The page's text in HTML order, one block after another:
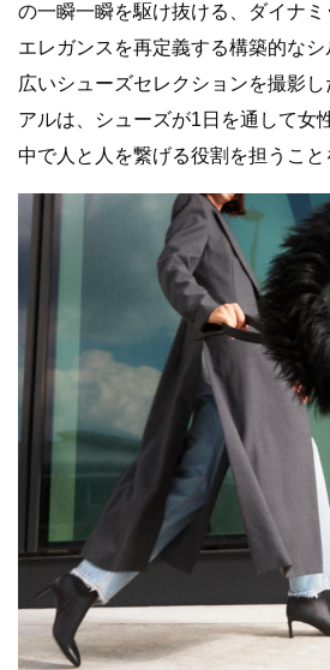
の一瞬一瞬を駆け抜ける、ダイナミ
エレガンスを再定義する構築的な
広いシューズセレクションを撮影
アルは、シューズが1日を通して女
中で人と人を繋げる役割を担うこと